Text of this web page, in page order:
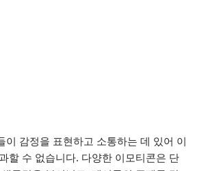
이 감정을 표현하고 소통하는 데 있어 이
할 수 없습니다. 다양한 이모티콘은 단